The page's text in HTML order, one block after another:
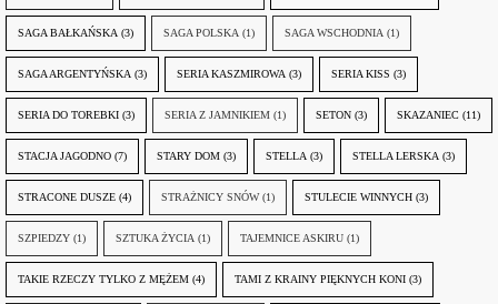
SAGA BAŁKAŃSKA (3) SAGA POLSKA (1) SAGA WSCHODNIA (1)
SAGA ARGENTYŃSKA (3) SERIA KASZMIROWA (3) SERIA KISS (3)
SERIA DO TOREBKI (3) SERIA Z JAMNIKIEM (1) SETON (3) SKAZANIEC (11)
STACJA JAGODNO (7) STARY DOM (3) STELLA (3) STELLA LERSKA (3)
STRACONE DUSZE (4) STRAŻNICY SNÓW (1) STULECIE WINNYCH (3)
SZPIEDZY (1) SZTUKA ŻYCIA (1) TAJEMNICE ASKIRU (1)
TAKIE RZECZY TYLKO Z MĘŻEM (4) TAMI Z KRAINY PIĘKNYCH KONI (3)